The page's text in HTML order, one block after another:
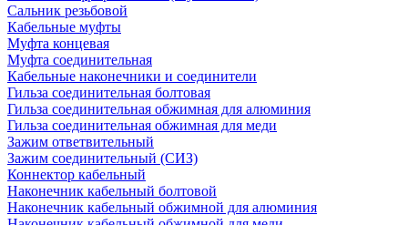
Сальник резьбовой
Кабельные муфты
Муфта концевая
Муфта соединительная
Кабельные наконечники и соединители
Гильза соединительная болтовая
Гильза соединительная обжимная для алюминия
Гильза соединительная обжимная для меди
Зажим ответвительный
Зажим соединительный (СИЗ)
Коннектор кабельный
Наконечник кабельный болтовой
Наконечник кабельный обжимной для алюминия